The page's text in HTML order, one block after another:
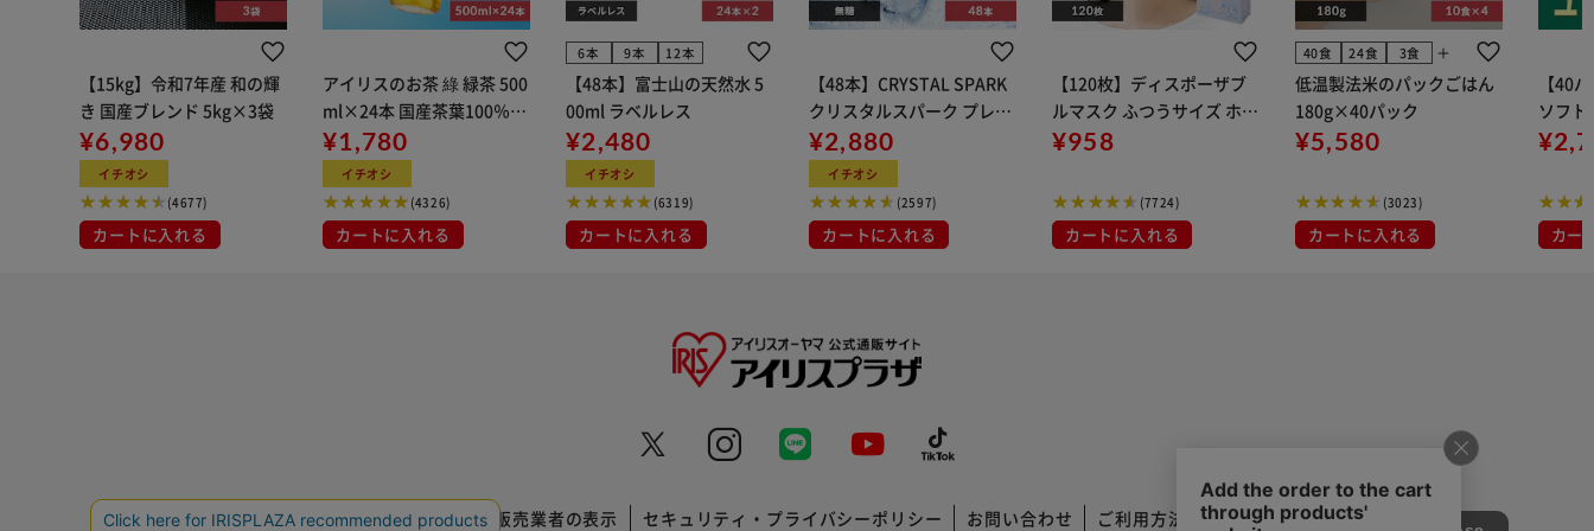
【15kg】令和7年産 和の輝
き 国産ブレンド 5kg×3袋
¥6,980
イチオシ
(4677)
カートに入れる
アイリスのお茶 綠 緑茶 500
ml×24本 国産茶葉100％使
用
¥1,780
イチオシ
(4326)
カートに入れる
6本 9本 12本
【48本】富士山の天然水 5
00ml ラベルレス
¥2,480
イチオシ
(6319)
カートに入れる
【48本】CRYSTAL SPARK
クリスタルスパーク プレー
ン 500ml
¥2,880
イチオシ
(2597)
カートに入れる
【120枚】ディスポーザブ
ルマスク ふつうサイズ ホワ
イト 大容量 DISPOSABLE
布
¥958
(7724)
カートに入れる
40食 24食 3食 add
低温製法米のパックごはん
180g×40パック
¥5,580
(3023)
カートに入れる
【40
ソフ
組) 5
カー
特定商取引法に基づく通信販売業者の表示 セキュリティ・プライバシーポリシー お問い合わせ ご利用方法 ご利用規約